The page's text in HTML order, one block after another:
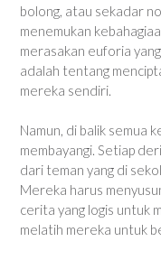
bolong, atau sekadar
menemukan
merasakan euforia
adalah tentang
mereka sendiri.
Namun, di balik semua
membayangi. Setiap
dari teman yang di
Mereka harus
cerita yang logis untuk
melatih mereka untuk